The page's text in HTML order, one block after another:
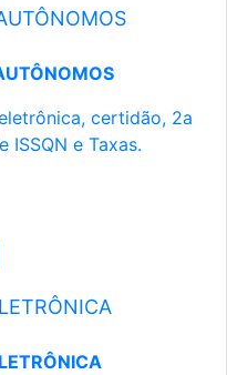
certidão, 2a
ISSQN e Taxas.